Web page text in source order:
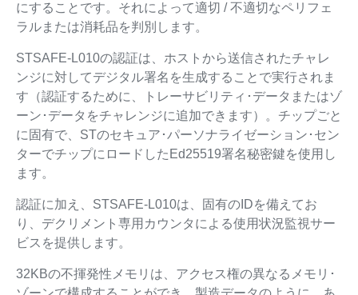
にすることです。それによって適切 / 不適切なペリフェ
ラルまたは消耗品を判別します。
STSAFE-L010の認証は、ホストから送信されたチャレ
ンジに対してデジタル署名を生成することで実行されま
す（認証するために、トレーサビリティ･データまたはゾ
ーン･データをチャレンジに追加できます）。チップごと
に固有で、STのセキュア･パーソナライゼーション･セン
ターでチップにロードしたEd25519署名秘密鍵を使用し
ます。
認証に加え、STSAFE-L010は、固有のIDを備えてお
り、デクリメント専用カウンタによる使用状況監視サー
ビスを提供します。
32KBの不揮発性メモリは、アクセス権の異なるメモリ･